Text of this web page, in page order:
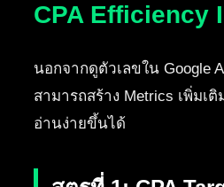
CPA Efficiency
นอกจากดูตัวเลขใน Google
สามารถสร้าง Metrics เพิ่มเ
อ่านง่ายขึ้นได้